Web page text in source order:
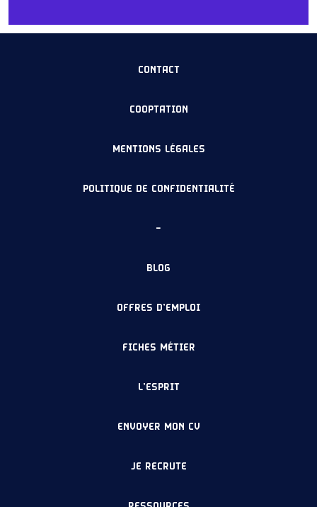
CONTACT
COOPTATION
MENTIONS LÉGALES
POLITIQUE DE CONFIDENTIALITÉ
–
BLOG
OFFRES D’EMPLOI
FICHES MÉTIER
L’ESPRIT
ENVOYER MON CV
JE RECRUTE